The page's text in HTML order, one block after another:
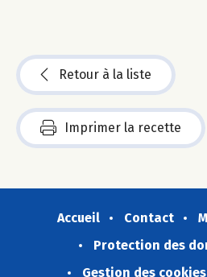
Retour à la liste
Imprimer la recette
Accueil Contact
Protection des
Gestion des cookies